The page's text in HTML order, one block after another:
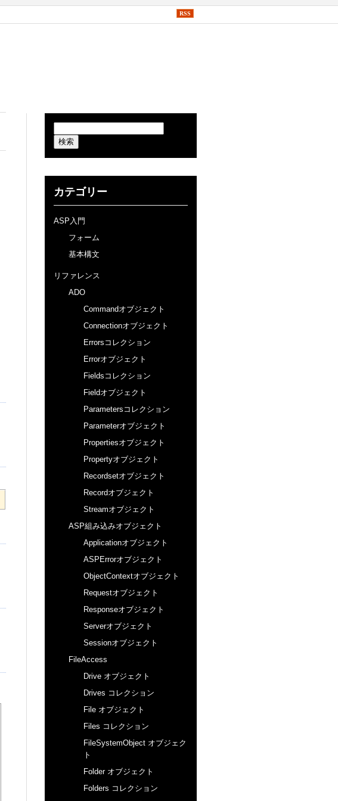
RSS
カテゴリー
ASP入門
フォーム
基本構文
リファレンス
ADO
Commandオブジェクト
Connectionオブジェクト
Errorsコレクション
Errorオブジェクト
Fieldsコレクション
Fieldオブジェクト
Parametersコレクション
Parameterオブジェクト
Propertiesオブジェクト
Propertyオブジェクト
Recordsetオブジェクト
Recordオブジェクト
Streamオブジェクト
ASP組み込みオブジェクト
Applicationオブジェクト
ASPErrorオブジェクト
ObjectContextオブジェクト
Requestオブジェクト
Responseオブジェクト
Serverオブジェクト
Sessionオブジェクト
FileAccess
Drive オブジェクト
Drives コレクション
File オブジェクト
Files コレクション
FileSystemObject オブジェク
ト
Folder オブジェクト
Folders コレクション